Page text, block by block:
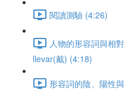
閱讀測驗 (4:26)
人物的形容詞與相
llevar(戴) (4:18)
形容詞的陰、陽性